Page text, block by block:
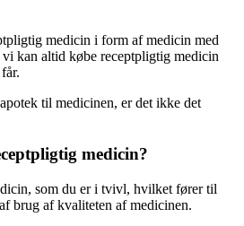
medicin i form af medicin med
kan altid købe receptpligtig medicin
til medicinen, er det ikke det
medicin?
som du er i tvivl, hvilket fører til
brug af kvaliteten af medicinen.